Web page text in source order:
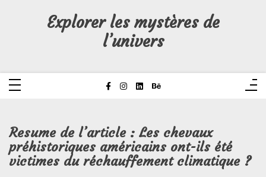
Explorer les mystères de
l’univers
Resume de l’article : Les chevaux
préhistoriques américains ont-ils été
victimes du réchauffement climatique ?